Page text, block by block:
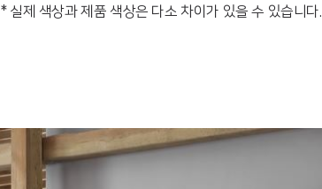
* 실제 색상과 제품 색상은 다소 차이가 있을 수 있습니다.